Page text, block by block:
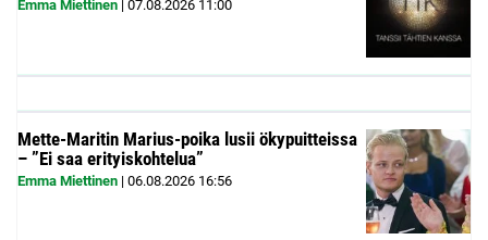
Emma Miettinen | 07.08.2026 11:00
Mette-Maritin Marius-poika lusii ökypuitteissa
– ”Ei saa erityiskohtelua”
Emma Miettinen | 06.08.2026 16:56